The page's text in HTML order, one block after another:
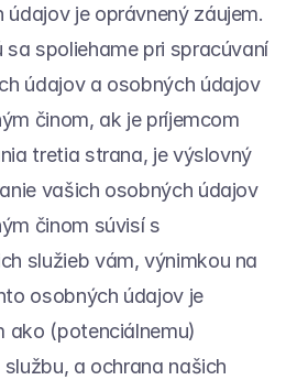
je oprávnený záujem.
sa spoliehame pri spracúvaní
údajov a osobných údajov
činom, ak je príjemcom
tretia strana, je výslovný
vašich osobných údajov
činom súvisí s
služieb vám, výnimkou na
osobných údajov je
ako (potenciálnemu)
a ochrana našich